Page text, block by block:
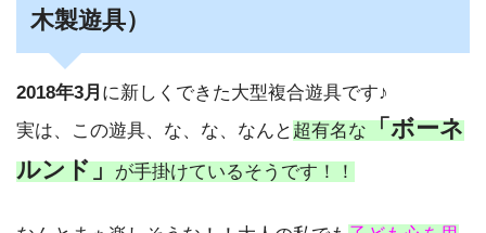
木製遊具）
2018年3月 に新しくできた大型複合遊具です♪
実は、この遊具、な、な、なんと 超有名な「ボーネ
ルンド」が手掛けているそうです！！